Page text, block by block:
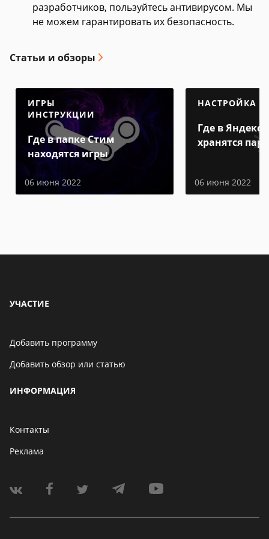
разработчиков, пользуйтесь антивирусом. Мы
не можем гарантировать их безопасность.
Статьи и обзоры
ИГРЫ
ИНСТРУКЦИИ
Где в папке Стим
находятся игры
06 июня 2022
НАСТРОЙКА
Где в Яндекс
хранятся
06 июня 2022
УЧАСТИЕ
Добавить программу
Добавить обзор или статью
ИНФОРМАЦИЯ
Контакты
Реклама